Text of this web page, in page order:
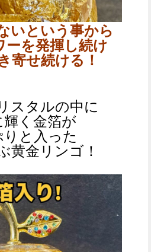
いという事から
ーを発揮し続け
寄せ続ける！
スタルの中に
輝く金箔が
と入った
黄金リンゴ！